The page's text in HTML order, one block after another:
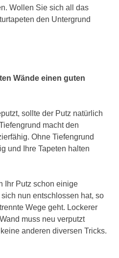
Wollen Sie sich all das
den Untergrund
Wände einen guten
sollte der Putz natürlich
macht den
Ohne Tiefengrund
und Ihre Tapeten halten
Ihr Putz schon einige
nun entschlossen hat, so
Wege geht. Lockerer
muss neu verputzt
anderen diversen Tricks.